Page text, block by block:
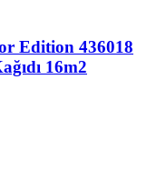
Edition 436018
16m2